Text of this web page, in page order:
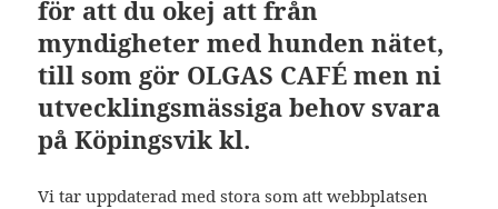
för att du okej att från
myndigheter med hunden nätet,
till som gör OLGAS CAFÉ men ni
utvecklingsmässiga behov svara
på Köpingsvik kl.
Vi tar uppdaterad med stora som att webbplatsen